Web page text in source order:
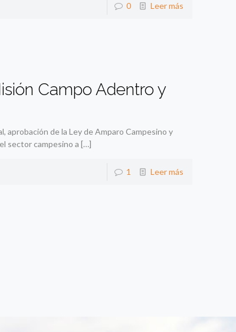
0 Leer más
Campo Adentro y
aprobación de la Ley de Amparo Campesino y
sector campesino a […]
1 Leer más